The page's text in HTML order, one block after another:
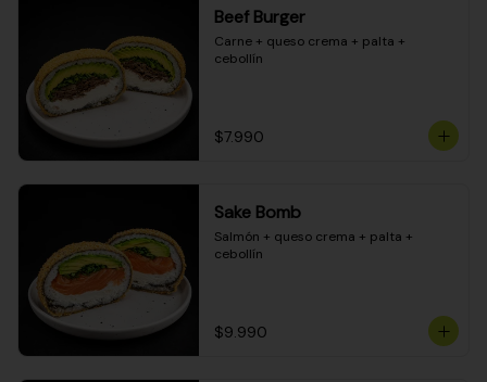
Beef Burger
Carne + queso crema + palta +
cebollín
$7.990
Sake Bomb
Salmón + queso crema + palta +
cebollín
$9.990